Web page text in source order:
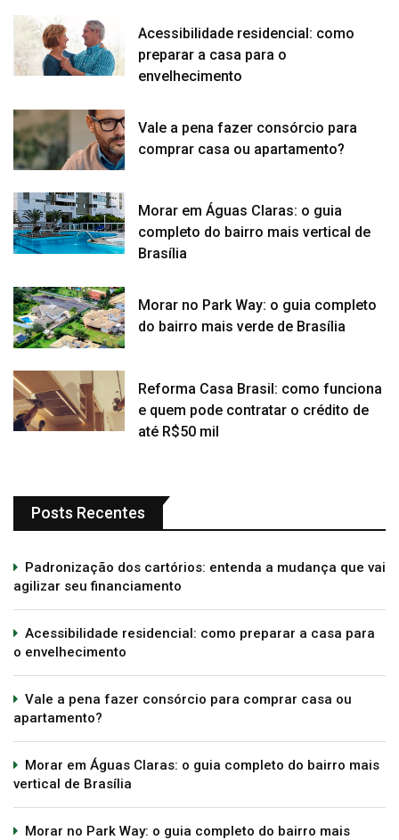
Acessibilidade residencial: como
preparar a casa para o
envelhecimento
Vale a pena fazer consórcio para
comprar casa ou apartamento?
Morar em Águas Claras: o guia
completo do bairro mais vertical de
Brasília
Morar no Park Way: o guia completo
do bairro mais verde de Brasília
Reforma Casa Brasil: como funciona
e quem pode contratar o crédito de
até R$50 mil
Posts Recentes
Padronização dos cartórios: entenda a mudança que vai
agilizar seu financiamento
Acessibilidade residencial: como preparar a casa para
o envelhecimento
Vale a pena fazer consórcio para comprar casa ou
apartamento?
Morar em Águas Claras: o guia completo do bairro mais
vertical de Brasília
Morar no Park Way: o guia completo do bairro mais